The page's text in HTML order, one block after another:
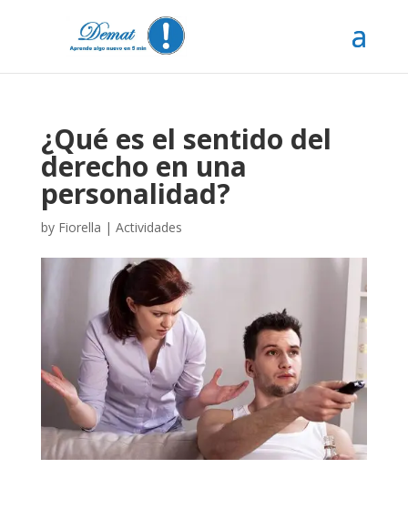
¿Qué es el sentido del
derecho en una
personalidad?
by Fiorella | Actividades